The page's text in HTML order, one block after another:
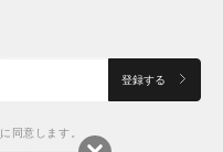
登録する
に同意します。